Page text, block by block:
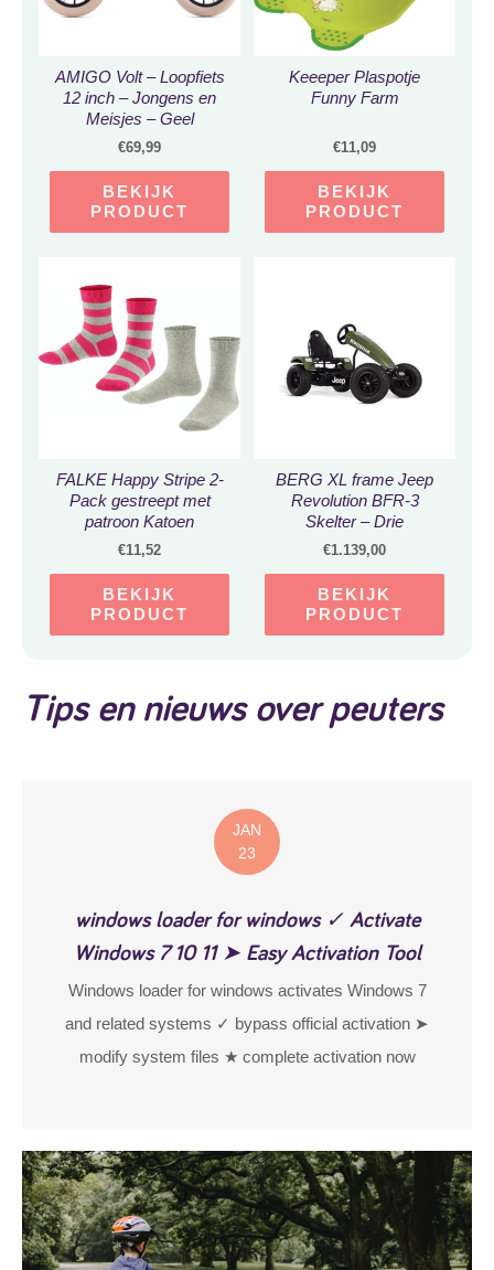
AMIGO Volt – Loopfiets
12 inch – Jongens en
Meisjes – Geel
€69,99
BEKIJK
PRODUCT
Keeeper Plaspotje
Funny Farm
€11,09
BEKIJK
PRODUCT
FALKE Happy Stripe 2-
Pack gestreept met
patroon Katoen
Multipack Kindersokken
Maat 23-26
€11,52
BEKIJK
PRODUCT
BERG XL frame Jeep
Revolution BFR-3
Skelter – Drie
versnellingen – Groen –
€1.139,00
BEKIJK
PRODUCT
Tips en nieuws over peuters
JAN
23
windows loader for windows ✓ Activate
Windows 7 10 11 ➤ Easy Activation Tool
Windows loader for windows activates Windows 7
and related systems ✓ bypass official activation ➤
modify system files ★ complete activation now